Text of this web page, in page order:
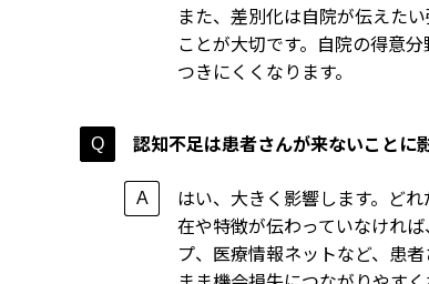
また、差別化は自院が伝えたい
ことが大切です。自院の得意
つきにくくなります。
認知不足は患者さんが来ないことに
はい、大きく影響します。ど
在や特徴が伝わっていなけれ
プ、医療情報ネットなど、患